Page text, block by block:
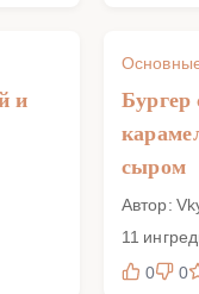
и
Бургер
сыром
Автор:
11
0
0